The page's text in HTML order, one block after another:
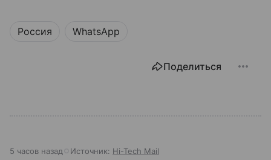
Россия WhatsApp
Поделиться
5 часов назад Источник: Hi-Tech Mail